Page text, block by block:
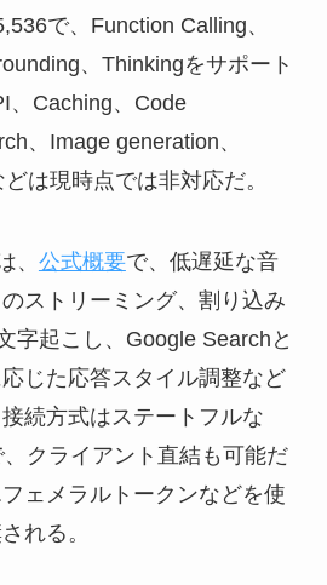
で、Function Calling、
、Thinkingをサポート
、Caching、Code
、Image generation、
は現時点では非対応だ。
、 公式概要で、低遅延な音
ストリーミング、割り込み
字起こし、Google Searchと
じた応答スタイル調整など
続方式はステートフルな
クライアント直結も可能だ
ェメラルトークンなどを使
れる。